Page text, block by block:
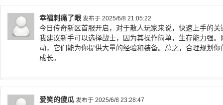
幸福刺痛了眼 发布于 2025/6/8 21:05:22
今日传奇新区首服开启，对于散人玩家来说，快速上手的
我建议新手可以选择战士，因为其操作简单，生存能力强
动，它们能为你提供大量的经验和装备。总之，合理规划
成长。
爱笑的傻瓜 发布于 2025/6/8 23:28:47